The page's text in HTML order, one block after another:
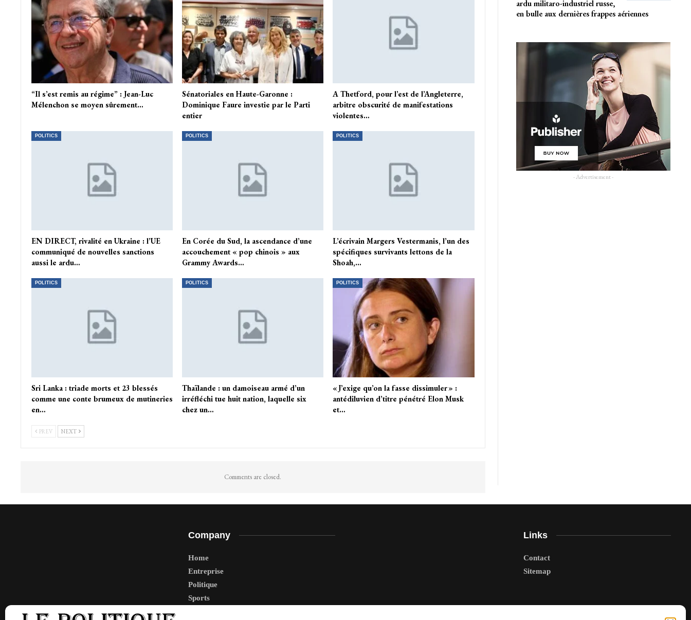
“Il s’est remis au régime” : Jean-Luc
Mélenchon se moyen sûrement…
Sénatoriales en Haute-Garonne :
Dominique Faure investie par le Parti
entier
A Thetford, pour l’est de l’Angleterre,
arbitre obscurité de manifestations
violentes…
POLITICS
EN DIRECT, rivalité en Ukraine : l’UE
communiqué de nouvelles sanctions
aussi le ardu…
POLITICS
En Corée du Sud, la ascendance d’une
accouchement « pop chinois » aux
Grammy Awards…
POLITICS
L’écrivain Margers Vestermanis, l’un des
spécifiques survivants lettons de la
Shoah,…
POLITICS
Sri Lanka : triade morts et 23 blessés
comme une conte brumeux de mutineries
en…
POLITICS
Thaïlande : un damoiseau armé d’un
irréfléchi tue huit nation, laquelle six
chez un…
POLITICS
« J’exige qu’on la fasse dissimuler » :
antédiluvien d’titre pénétré Elon Musk
et…
PREV NEXT
Comments are closed.
ardu militaro-industriel russe,
en bulle aux dernières frappes aériennes
- Advertisement -
Company
Home
Entreprise
Politique
Sports
Links
Contact
Sitemap